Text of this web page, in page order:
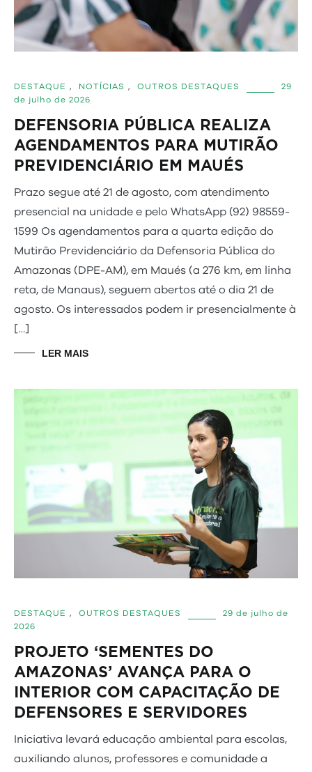
DESTAQUE , NOTÍCIAS , OUTROS DESTAQUES
29
de julho de 2026
DEFENSORIA PÚBLICA REALIZA
AGENDAMENTOS PARA MUTIRÃO
PREVIDENCIÁRIO EM MAUÉS
Prazo segue até 21 de agosto, com atendimento
presencial na unidade e pelo WhatsApp (92) 98559-
1599 Os agendamentos para a quarta edição do
Mutirão Previdenciário da Defensoria Pública do
Amazonas (DPE-AM), em Maués (a 276 km, em linha
reta, de Manaus), seguem abertos até o dia 21 de
agosto. Os interessados podem ir presencialmente à
[…]
LER MAIS
DESTAQUE , OUTROS DESTAQUES
29 de julho de
2026
PROJETO ‘SEMENTES DO
AMAZONAS’ AVANÇA PARA O
INTERIOR COM CAPACITAÇÃO DE
DEFENSORES E SERVIDORES
Iniciativa levará educação ambiental para escolas,
auxiliando alunos, professores e comunidade a